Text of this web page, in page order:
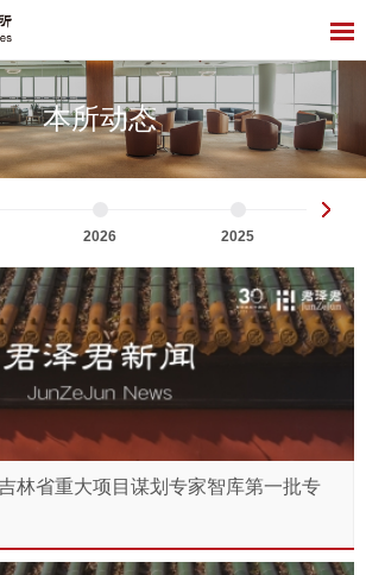
本所动态
2026 2025
林省重大项目谋划专家智库第一批专